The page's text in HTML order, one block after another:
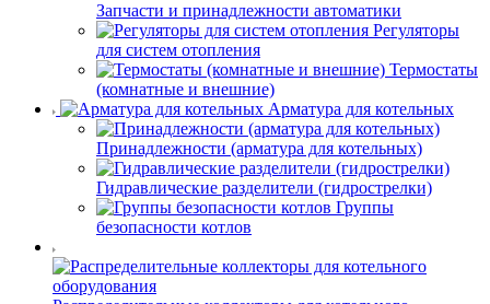
Запчасти и принадлежности автоматики
Регуляторы
для систем отопления
Термостаты
(комнатные и внешние)
Арматура для котельных
Принадлежности (арматура для котельных)
Гидравлические разделители (гидрострелки)
Группы
безопасности котлов